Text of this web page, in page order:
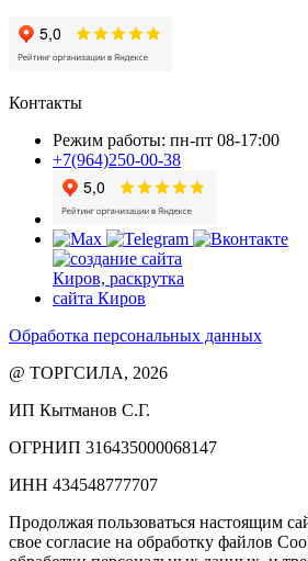
Контакты
Режим работы: пн-пт 08-17:00
+7(964)250-00-38
Обработка персональных данных
@ ТОРГСИЛА, 2026
ИП Кытманов С.Г.
ОГРНИП 316435000068147
ИНН 434548777707
Продолжая пользоваться настоящим
свое согласие на обработку файлов